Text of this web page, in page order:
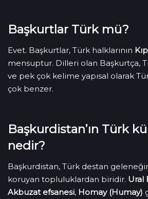
Başkurtlar Türk mü?
Evet. Başkurtlar, Türk halklarının
mensuptur. Dilleri olan Başkurtça,
ve pek çok kelime yapısal olarak
çok benzer.
Başkurdistan’ın Türk
nedir?
Başkurdistan, Türk destan
koruyan topluluklardan biridir. Ural
Akbuzat efsanesi, Homay (Humay)